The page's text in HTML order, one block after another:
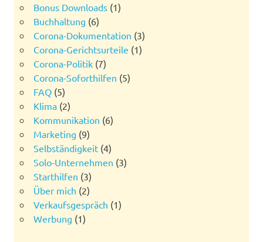
Bonus Downloads(1)
Buchhaltung (6)
Corona-Dokumentation (3)
Corona-Gerichtsurteile (1)
Corona-Politik(7)
Corona-Soforthilfen (5)
FAQ(5)
Klima(2)
Kommunikation (6)
Marketing (9)
Selbständigkeit(4)
Solo-Unternehmen (3)
Starthilfen (3)
Über mich (2)
Verkaufsgespräch (1)
Werbung (1)